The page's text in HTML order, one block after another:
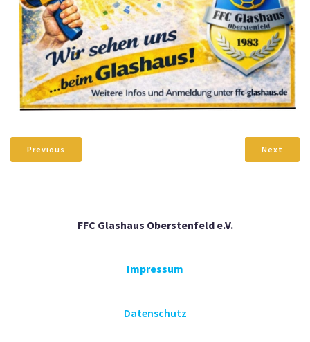
Previous Next
FFC Glashaus Oberstenfeld e.V.
Impressum
Datenschutz